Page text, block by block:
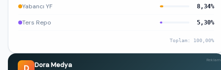
Yabancı YF 8,34%
Ters Repo 5,30%
Toplam: 100,00%
Dora Medya
Reklam